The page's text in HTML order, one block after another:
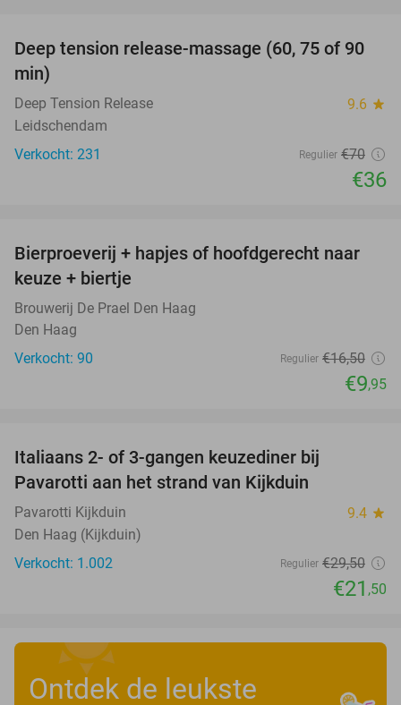
49%
Deep tension release-massage (60, 75 of 90
min)
Deep Tension Release 9.6 star
Leidschendam
Verkocht: 231
Regulier €70
€36
40%
Bierproeverij + hapjes of hoofdgerecht naar
keuze + biertje
Brouwerij De Prael Den Haag
Den Haag
Verkocht: 90
Regulier €16,50
€9,95
Italiaans 2- of 3-gangen keuzediner bij
Pavarotti aan het strand van Kijkduin
Pavarotti Kijkduin 9.4 star
Den Haag (Kijkduin)
Verkocht: 1.002
Regulier €29,50
€21 ,50
Ontdek de leukste